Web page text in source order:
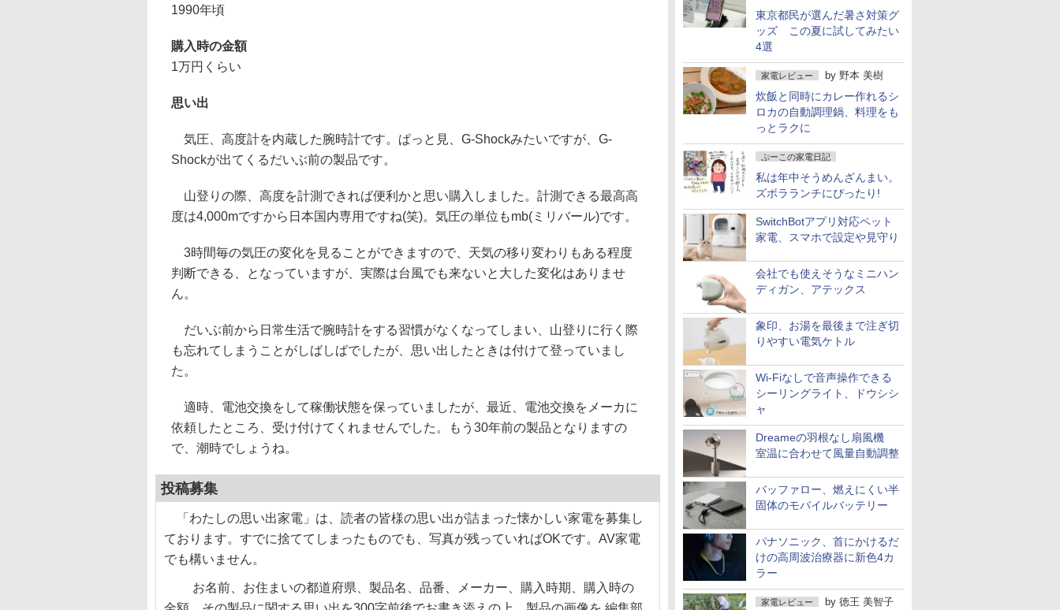
東京都民が選んだ暑さ対策グ
ッズ この夏に試してみたい
4選
家電レビュー by 野本 美樹
炊飯と同時にカレー作れるシ
ロカの自動調理鍋、料理をも
っとラクに
ぷーこの家電日記
私は年中そうめんざんまい。
ズボラランチにぴったり!
SwitchBotアプリ対応ペット
家電、スマホで設定や見守り
会社でも使えそうなミニハン
ディガン、アテックス
象印、お湯を最後まで注ぎ切
りやすい電気ケトル
Wi-Fiなしで音声操作できる
シーリングライト、ドウシシ
ャ
Dreameの羽根なし扇風機
室温に合わせて風量自動調整
バッファロー、燃えにくい半
固体のモバイルバッテリー
パナソニック、首にかけるだ
けの高周波治療器に新色4カ
ラー
家電レビュー by 徳王 美智子
1990年頃
購入時の金額
1万円くらい
思い出
気圧、高度計を内蔵した腕時計です。ぱっと見、G-Shockみたいですが、G-
Shockが出てくるだいぶ前の製品です。
山登りの際、高度を計測できれば便利かと思い購入しました。計測できる最高高
度は4,000mですから日本国内専用ですね(笑)。気圧の単位もmb(ミリバール)です。
3時間毎の気圧の変化を見ることができますので、天気の移り変わりもある程度
判断できる、となっていますが、実際は台風でも来ないと大した変化はありませ
ん。
だいぶ前から日常生活で腕時計をする習慣がなくなってしまい、山登りに行く際
も忘れてしまうことがしばしばでしたが、思い出したときは付けて登っていまし
た。
適時、電池交換をして稼働状態を保っていましたが、最近、電池交換をメーカに
依頼したところ、受け付けてくれませんでした。もう30年前の製品となりますの
で、潮時でしょうね。
投稿募集
「わたしの思い出家電」は、読者の皆様の思い出が詰まった懐かしい家電を募集し
ております。すでに捨ててしまったものでも、写真が残っていればOKです。AV家電
でも構いません。
お名前、お住まいの都道府県、製品名、品番、メーカー、購入時期、購入時の